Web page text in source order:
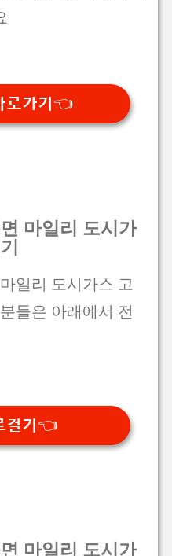
로가기👈
마일리 도시가
일리 도시가스 고
들은 아래에서 전
걸기👈
마일리 도시가